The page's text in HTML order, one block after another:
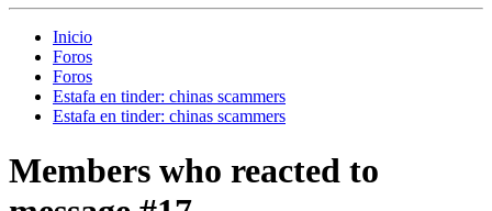
Inicio
Foros
Foros
Estafa en tinder: chinas scammers
Estafa en tinder: chinas scammers
Members who reacted to